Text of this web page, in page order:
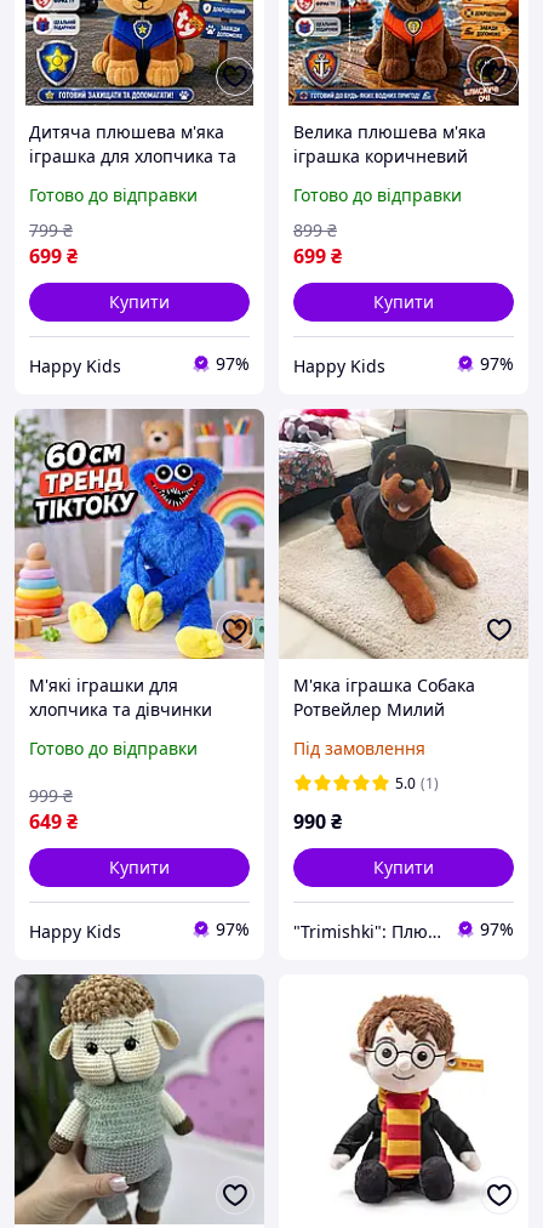
Дитяча плюшева м'яка
іграшка для хлопчика та
Собачий Щенячий
патруль м'які іграшки
Гонщик Чейз 25 см TY
Готово до відправки
699₴
799 ₴
Купити
Happy Kids 97%
Велика плюшева м'яка
іграшка коричневий
дівчинки Zuma, Щенячий
Собачий патруль м'які
іграшки Зума 25 см
Готово до відправки
699₴
899 ₴
Купити
Happy Kids 97%
М'які іграшки для
хлопчика та дівчинки
Хагі Вагі 60 см, монстр
велика Хаггі Ваггі
Готово до відправки
649₴
999 ₴
Купити
Happy Kids 97%
М'яка іграшка Собака
Ротвейлер Милий
м'яка іграшка Плюшева
іграшка для хлопчиків
Під замовлення
5.0 (1)
990₴
Купити
"Trimishki": Плюшеві іграшки на будь-який смак! 97%